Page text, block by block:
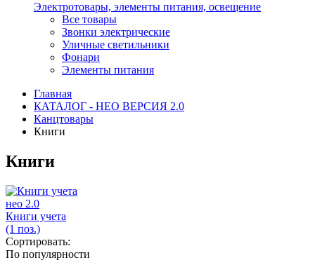
Электротовары, элементы питания, освещение
Все товары
Звонки электрические
Уличные светильники
Фонари
Элементы питания
Главная
КАТАЛОГ - НЕО ВЕРСИЯ 2.0
Канцтовары
Книги
Книги
нео 2.0
Книги учета
(1 поз.)
Сортировать:
По популярности